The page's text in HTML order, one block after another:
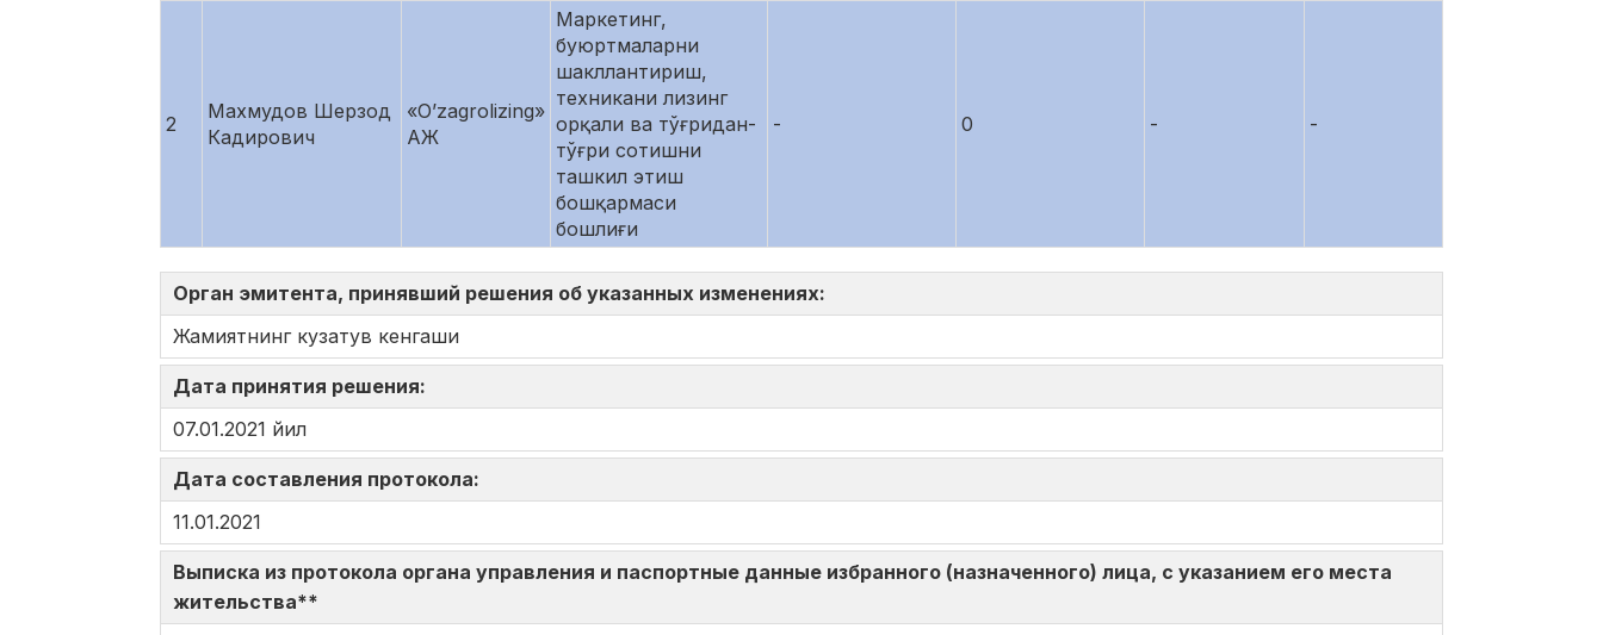
2
Махмудов Шерзод
Кадирович
«O’zagrolizing»
АЖ
Маркетинг,
буюртмаларни
шакллантириш,
техникани лизинг
орқали ва тўғридан-
тўғри сотишни
ташкил этиш
бошқармаси
бошлиғи
- 0 - -
Орган эмитента, принявший решения об указанных изменениях:
Жамиятнинг кузатув кенгаши
Дата принятия решения:
07.01.2021 йил
Дата составления протокола:
11.01.2021
Выписка из протокола органа управления и паспортные данные избранного (назначенного) лица, с указанием его места
жительства**